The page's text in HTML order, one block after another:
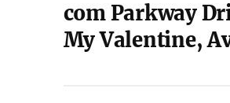
com Parkway
My Valentine,